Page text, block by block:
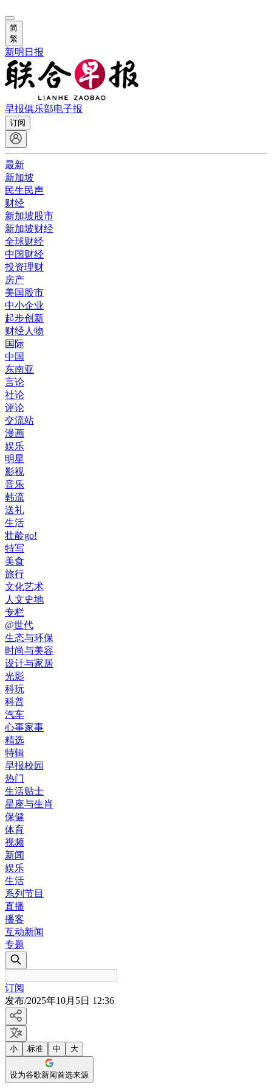
简
繁
新明日报
早报俱乐部电子报
订阅
最新
新加坡
民生民声
财经
新加坡股市
新加坡财经
全球财经
中国财经
投资理财
房产
美国股市
中小企业
起步创新
财经人物
国际
中国
东南亚
言论
社论
评论
交流站
漫画
娱乐
明星
影视
音乐
韩流
送礼
生活
壮龄go!
特写
美食
旅行
文化艺术
人文史地
专栏
@世代
生态与环保
时尚与美容
设计与家居
光影
科玩
科普
汽车
心事家事
精选
特辑
早报校园
热门
生活贴士
星座与生肖
保健
体育
视频
新闻
娱乐
生活
系列节目
直播
播客
互动新闻
专题
订阅
发布/2025年10月5日 12:36
小 标准 中 大
设为谷歌新闻首选来源